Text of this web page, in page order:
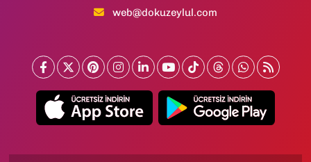
web@dokuzeylul.com